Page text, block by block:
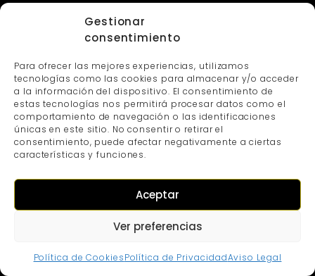
Gestionar
consentimiento
Para ofrecer las mejores experiencias, utilizamos
tecnologías como las cookies para almacenar y/o acceder
a la información del dispositivo. El consentimiento de
estas tecnologías nos permitirá procesar datos como el
comportamiento de navegación o las identificaciones
únicas en este sitio. No consentir o retirar el
consentimiento, puede afectar negativamente a ciertas
características y funciones.
Aceptar
Ver preferencias
Política de CookiesPolítica de PrivacidadAviso Legal